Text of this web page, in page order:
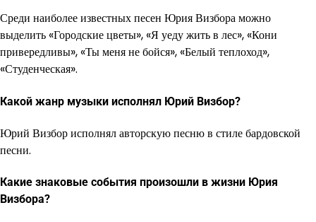
Среди наиболее известных песен Юрия Визбора можно
выделить «Городские цветы», «Я уеду жить в лес», «Кони
привередливы», «Ты меня не бойся», «Белый теплоход»,
«Студенческая».
Какой жанр музыки исполнял Юрий Визбор?
Юрий Визбор исполнял авторскую песню в стиле бардовской
песни.
Какие знаковые события произошли в жизни Юрия
Визбора?